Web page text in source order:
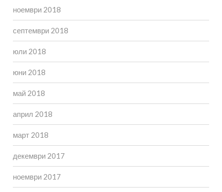
ноември 2018
септември 2018
юли 2018
юни 2018
май 2018
април 2018
март 2018
декември 2017
ноември 2017